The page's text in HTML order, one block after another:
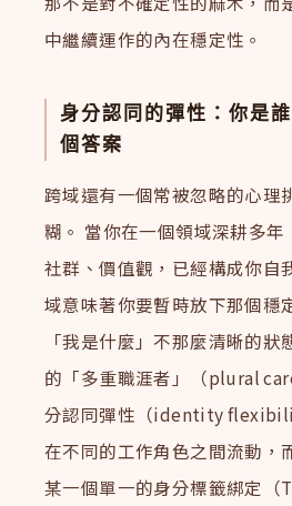
中繼續運作的內在穩定性。
身分認同的彈性：你是
個答案
跨域還有一個常被忽略的心理
糊。 當你在一個領域深耕多年
社群、價值觀，已經構成你自
域意味著你要暫時放下那個穩
「我是什麼」不那麼清晰的
的「多重職涯者」（plural
分認同彈性（identity
在不同的工作角色之間流動，
某一個單一的身分標籤綁定（